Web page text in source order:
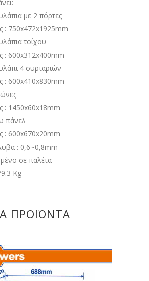
με 2 πόρτες
: 750x472x1925mm
τοίχου
: 600x312x400mm
4 συρταριών
: 600x410x830mm
: 1450x60x18mm
πάνελ
: 600x670x20mm
: 0,6~0,8mm
σε παλέτα
Kg
ΠΡΟΪΌΝΤΑ